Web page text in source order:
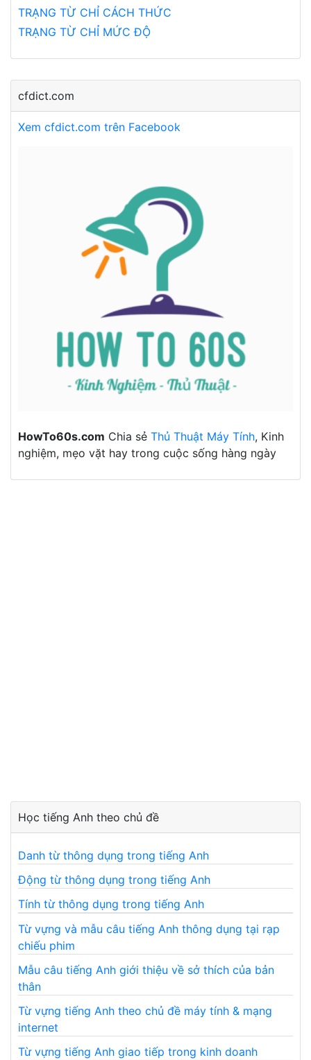
TRẠNG TỪ CHỈ CÁCH THỨC
TRẠNG TỪ CHỈ MỨC ĐỘ
cfdict.com
Xem cfdict.com trên Facebook
HowTo60s.com Chia sẻ Thủ Thuật Máy Tính, Kinh
nghiệm, mẹo vặt hay trong cuộc sống hàng ngày
Học tiếng Anh theo chủ đề
Danh từ thông dụng trong tiếng Anh
Động từ thông dụng trong tiếng Anh
Tính từ thông dụng trong tiếng Anh
Từ vựng và mẫu câu tiếng Anh thông dụng tại rạp
chiếu phim
Mẫu câu tiếng Anh giới thiệu về sở thích của bản
thân
Từ vựng tiếng Anh theo chủ đề máy tính & mạng
internet
Từ vựng tiếng Anh giao tiếp trong kinh doanh